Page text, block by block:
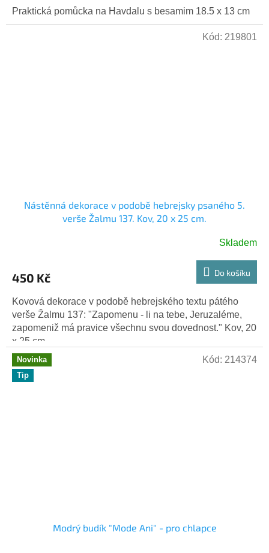
Praktická pomůcka na Havdalu s besamim 18.5 x 13 cm
Nástěnná dekorace v podobě hebrejsky psaného 5.
verše Žalmu 137. Kov, 20 x 25 cm.
Skladem
450 Kč Do košíku
Kovová dekorace v podobě hebrejského textu pátého
verše Žalmu 137: "Zapomenu - li na tebe, Jeruzaléme,
zapomeniž má pravice všechnu svou dovednost." Kov, 20
x 25 cm.
Kód: 219801
Novinka
Tip
Modrý budík "Mode Ani" - pro chlapce
Kód: 214374